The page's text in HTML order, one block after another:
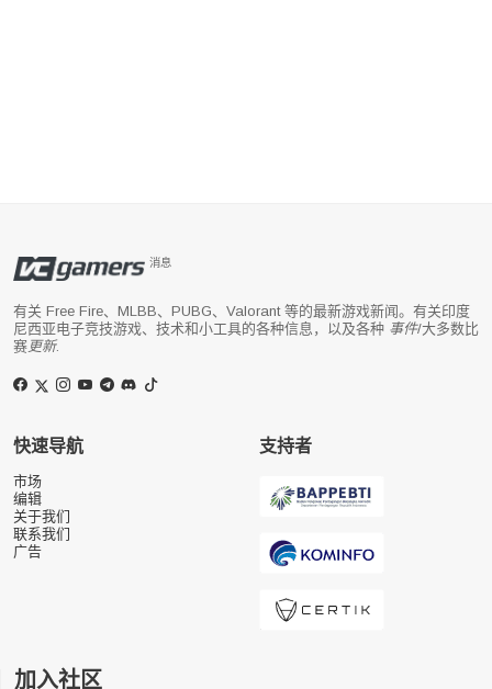
消息
有关 Free Fire、MLBB、PUBG、Valorant 等的最新游戏新闻。有关印度
尼西亚电子竞技游戏、技术和小工具的各种信息，以及各种 事件/大多数比
赛 更新.
快速导航
市场
编辑
关于我们
联系我们
广告
支持者
加入社区